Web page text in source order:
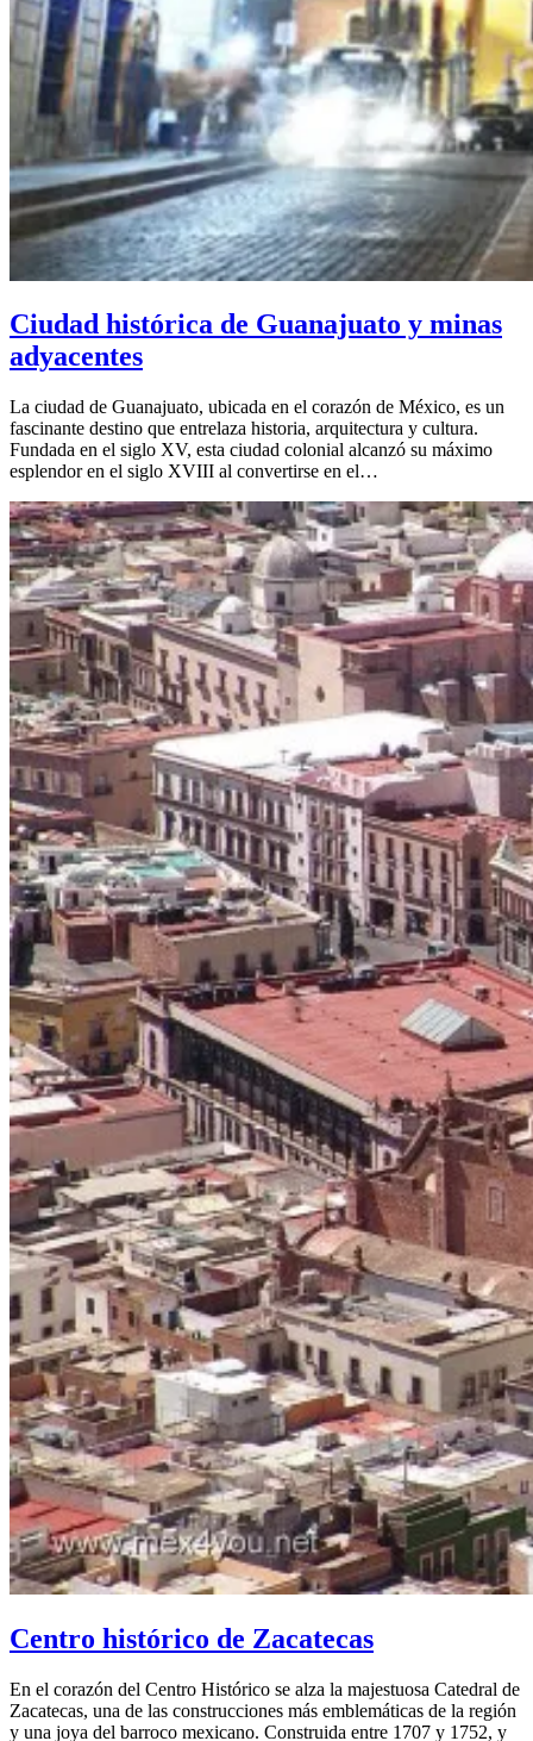
Ciudad histórica de Guanajuato y minas
adyacentes
La ciudad de Guanajuato, ubicada en el corazón de México, es un
fascinante destino que entrelaza historia, arquitectura y cultura.
Fundada en el siglo XV, esta ciudad colonial alcanzó su máximo
esplendor en el siglo XVIII al convertirse en el…
Centro histórico de Zacatecas
En el corazón del Centro Histórico se alza la majestuosa Catedral de
Zacatecas, una de las construcciones más emblemáticas de la región
y una joya del barroco mexicano. Construida entre 1707 y 1752, y